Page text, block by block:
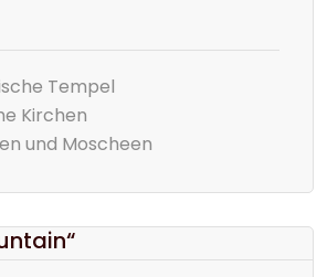
Tempel
Kirchen
und Moscheen